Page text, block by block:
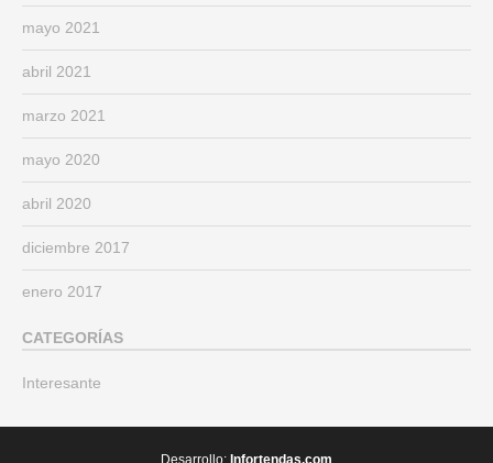
mayo 2021
abril 2021
marzo 2021
mayo 2020
abril 2020
diciembre 2017
enero 2017
CATEGORÍAS
Interesante
Desarrollo: Infortendas.com